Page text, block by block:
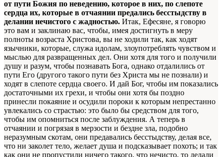
от пути Божия по неведению, которое в них, по слепоте
сердца их, которые в отчаянии предались бесстыдству в
делании нечистого с жадностью. Итак, Ефесяне, я говорю
это вам и заклинаю вас, чтобы, имея достигнуть в меру
полноты возраста Христова, вы не ходили так, как ходят
язычники, которые, служа идолам, злоупотреблять чувством и
мыслью для развращенных дел. Они хотя для того и получили
душу и разум, чтобы познавать Бога, однако отдалились от
пути Его (другого такого пути без Христа мы не познали) и
ходят в слепоте сердца своего. И дай Бог, чтобы им показались
достаточными их грехи, и чтобы они хотя бы поздно
принесли покаяние и осудили пороки к которым непрестанно
увлекались со страстью: это было бы средством для того,
чтобы им опомниться после заблуждения. А теперь в
отчаянии и погрязая в мерзости и бездне зла, подобно
неразумным скотам, они предавались бесстыдству, делая все,
что ни заколет тело, желает душа и подсказывает похоть; и так
как они не пропустили ничего такого, что нечисто, то делали